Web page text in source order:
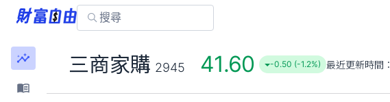
三商家購 2945 41.60 -0.50 (-1.2%) 最近更新時間：